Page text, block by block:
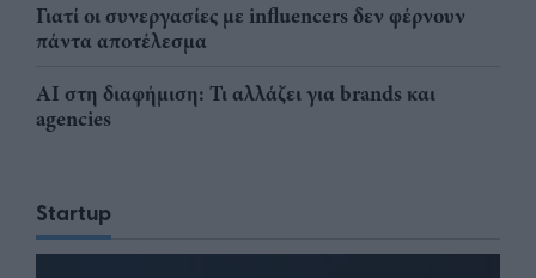
Γιατί οι συνεργασίες με influencers δεν φέρνουν
πάντα αποτέλεσμα
AI στη διαφήμιση: Τι αλλάζει για brands και
agencies
Startup